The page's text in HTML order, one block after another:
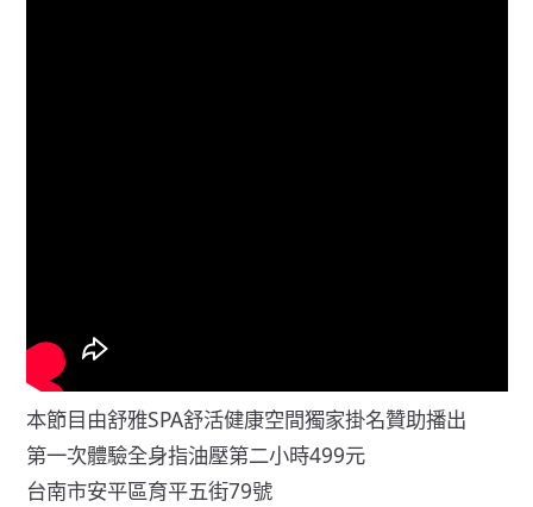
本節目由舒雅SPA舒活健康空間獨家掛名贊助播出
第一次體驗全身指油壓第二小時499元
台南市安平區育平五街79號